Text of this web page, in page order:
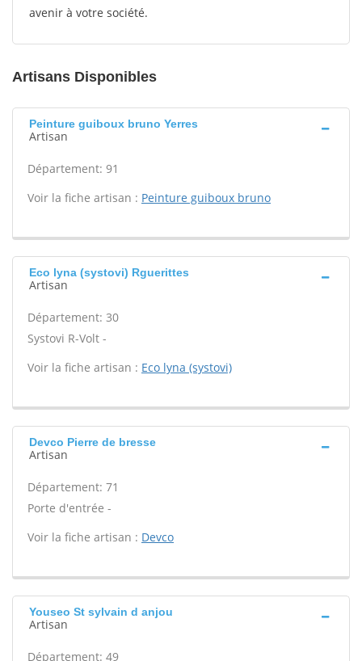
avenir à votre société.
Artisans Disponibles
Peinture guiboux bruno Yerres
Artisan
Département: 91
Voir la fiche artisan : Peinture guiboux bruno
Eco lyna (systovi) Rguerittes
Artisan
Département: 30
Systovi R-Volt -
Voir la fiche artisan : Eco lyna (systovi)
Devco Pierre de bresse
Artisan
Département: 71
Porte d'entrée -
Voir la fiche artisan : Devco
Youseo St sylvain d anjou
Artisan
Département: 49